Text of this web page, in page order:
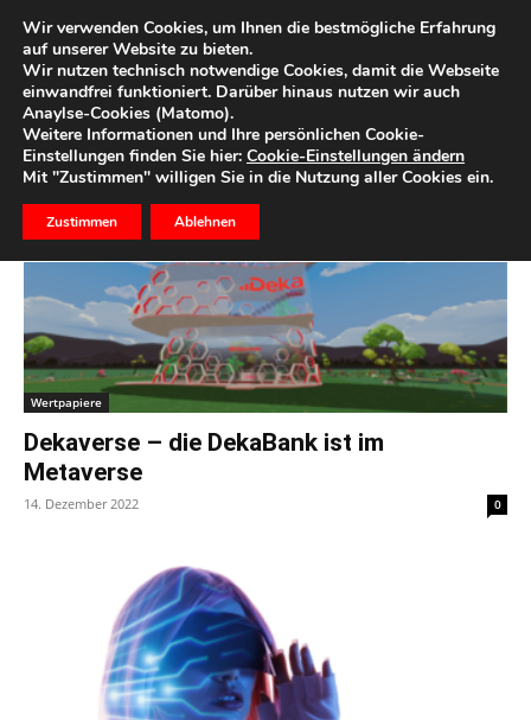
Start Schlagworte Metaverse
Schlagwort: metaverse
Wertpapiere
Dekaverse – die DekaBank ist im
Metaverse
14. Dezember 2022 0
Wir verwenden Cookies, um Ihnen die bestmögliche Erfahrung
auf unserer Website zu bieten.
Wir nutzen technisch notwendige Cookies, damit die Webseite
einwandfrei funktioniert. Darüber hinaus nutzen wir auch
Anaylse-Cookies (Matomo).
Weitere Informationen und Ihre persönlichen Cookie-
Einstellungen finden Sie hier: Cookie-Einstellungen ändern
Mit "Zustimmen" willigen Sie in die Nutzung aller Cookies ein.
Zustimmen Ablehnen